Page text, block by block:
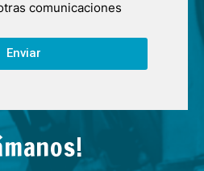
comunicaciones
Enviar